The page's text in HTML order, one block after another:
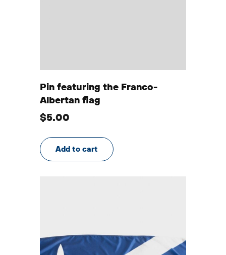
Pin featuring the Franco-
Albertan flag
$5.00
Add to cart